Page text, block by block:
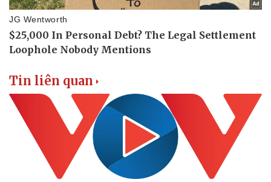
Quân sự - Quốc phòng
Tin liên quan